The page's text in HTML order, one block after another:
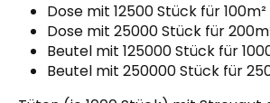
Dose mit 12500 Stück für 100m²
Dose mit 25000 Stück für
Beutel mit 125000 Stück für
Beutel mit 250000 Stück für